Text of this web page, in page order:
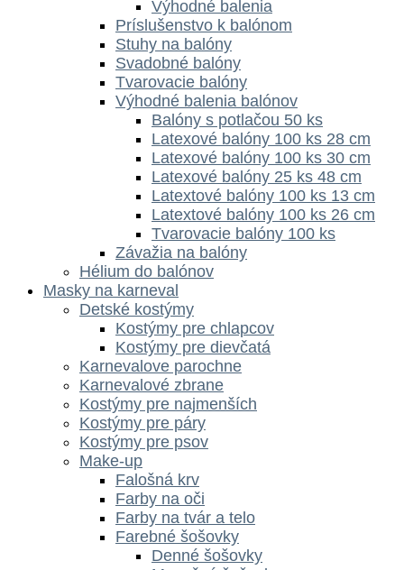
Výhodné balenia
Príslušenstvo k balónom
Stuhy na balóny
Svadobné balóny
Tvarovacie balóny
Výhodné balenia balónov
Balóny s potlačou 50 ks
Latexové balóny 100 ks 28 cm
Latexové balóny 100 ks 30 cm
Latexové balóny 25 ks 48 cm
Latextové balóny 100 ks 13 cm
Latextové balóny 100 ks 26 cm
Tvarovacie balóny 100 ks
Závažia na balóny
Hélium do balónov
Masky na karneval
Detské kostýmy
Kostýmy pre chlapcov
Kostýmy pre dievčatá
Karnevalove parochne
Karnevalové zbrane
Kostýmy pre najmenších
Kostýmy pre páry
Kostýmy pre psov
Make-up
Falošná krv
Farby na oči
Farby na tvár a telo
Farebné šošovky
Denné šošovky